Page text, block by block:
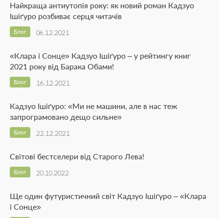
Найкраща антиутопія року: як новий роман Кадзуо
Ішіґуро розбиває серця читачів
06.12.2021
Блог
«Клара і Сонце» Кадзуо Ішіґуро – у рейтингу книг
2021 року від Барака Обами!
16.12.2021
Блог
Кадзуо Ішіґуро: «Ми не машини, але в нас теж
запрограмовано дещо сильне»
22.12.2021
Блог
Світові бестселери від Старого Лева!
20.10.2022
Блог
Ще один футуристичний світ Кадзуо Ішіґуро – «Клара
і Сонце»